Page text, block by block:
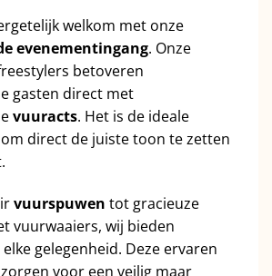
welkom met onze
evenementingang. Onze
betoveren
gasten direct met
vuuracts. Het is de ideale
om direct de juiste toon te zetten
vuurspuwen tot gracieuze
vuurwaaiers, wij bieden
gelegenheid. Deze ervaren
zorgen voor een veilig maar